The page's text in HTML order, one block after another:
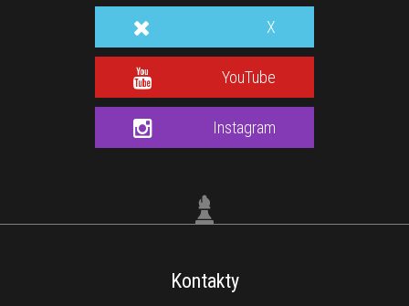
X
YouTube
Instagram
Kontakty